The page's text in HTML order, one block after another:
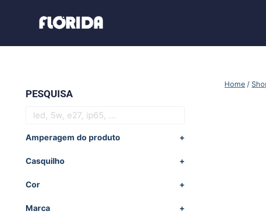
Home /
PESQUISA
Amperagem do produto +
Casquilho +
Cor +
Marca +